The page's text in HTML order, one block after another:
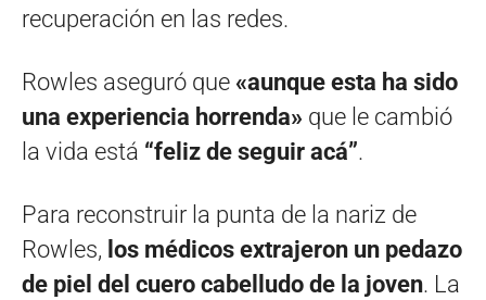
recuperación en las redes.
Rowles aseguró que «aunque esta ha sido
una experiencia horrenda» que le cambió
la vida está “feliz de seguir acá”.
Para reconstruir la punta de la nariz de
Rowles, los médicos extrajeron un pedazo
de piel del cuero cabelludo de la joven. La